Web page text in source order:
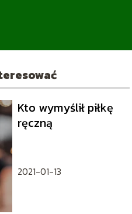
Kto wymyślił piłkę
ręczną
2021-01-13